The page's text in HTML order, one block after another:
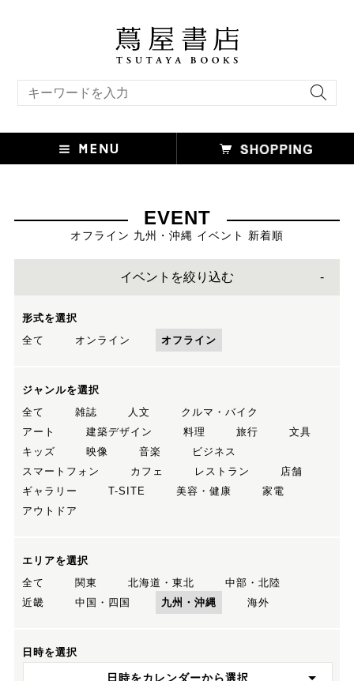
EVENT
オフライン 九州・沖縄 イベント 新着順
イベントを絞り込む
形式を選択
全て
オンライン オフライン
ジャンルを選択
全て
雑誌 人文
クルマ・バイク
アート
建築デザイン 料理 旅行
文具
キッズ
映像 音楽
ビジネス
スマートフォン
カフェ レストラン
店舗
ギャラリー
T-SITE 美容・健康
家電
アウトドア
エリアを選択
全て
関東 北海道・東北
中部・北陸
近畿
中国・四国 九州・沖縄 海外
日時を選択
日時をカレンダーから選択